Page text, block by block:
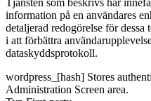
Tjänsten som beskrivs här
information på en användares
detaljerad redogörelse för
i att förbättra
dataskyddsprotokoll.
wordpress_[hash] Stores
Administration Screen area.